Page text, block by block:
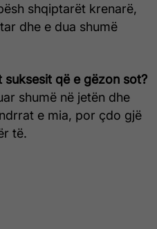
shqiptarët krenarë,
dhe e dua shumë
suksesit që e gëzon sot?
shumë në jetën dhe
e mia, por çdo gjë
të.